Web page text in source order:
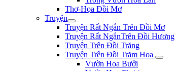
Thơ-Họa Đồi Mơ
Truyện
Truyện Rất Ngắn Trên Đồi Mơ
Truyện Rất NgắnTrên Đồi Hương
Truyện Trên Đồi Trăng
Truyện Trên Đồi Trăm Hoa
Vườn Hoa Bưởi